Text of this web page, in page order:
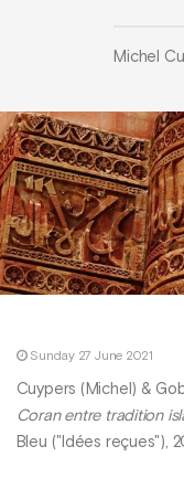
Michel
Sunday 27 June 2021
Cuypers (Michel) &
Coran entre tradition
Bleu ("Idées reçues"),